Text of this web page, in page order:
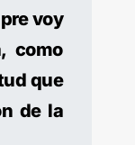
voy
como
que
de la